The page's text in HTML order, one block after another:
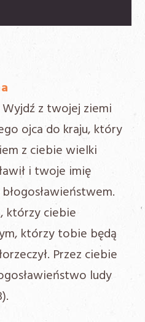
Wyjdź z twojej ziemi
ojca do kraju, który
z ciebie wielki
i twoje imię
którzy ciebie
którzy tobie będą
Przez ciebie
ludy